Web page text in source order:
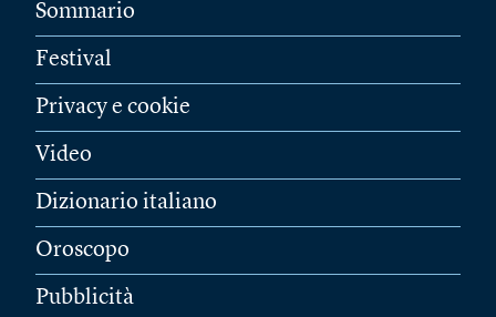
Sommario
Festival
Privacy e cookie
Video
Dizionario italiano
Oroscopo
Pubblicità